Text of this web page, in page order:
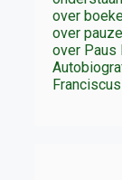
over
over
over Paus